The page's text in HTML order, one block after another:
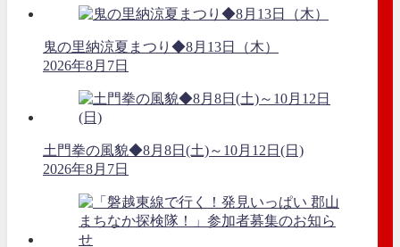
鬼の里納涼夏まつり◆8月13日（木）
2026年8月7日
土門拳の風貌◆8月8日(土)～10月12日(日)
2026年8月7日